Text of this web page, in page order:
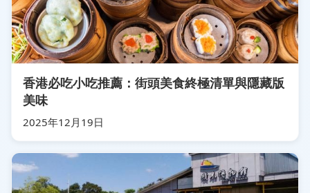
香港必吃小吃推薦：街頭美食終極清單與隱藏版
美味
2025年12月19日